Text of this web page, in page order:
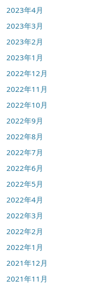
2023年4月
2023年3月
2023年2月
2023年1月
2022年12月
2022年11月
2022年10月
2022年9月
2022年8月
2022年7月
2022年6月
2022年5月
2022年4月
2022年3月
2022年2月
2022年1月
2021年12月
2021年11月